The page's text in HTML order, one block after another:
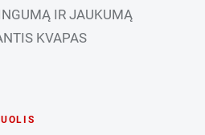
IR JAUKUMĄ
KVAPAS